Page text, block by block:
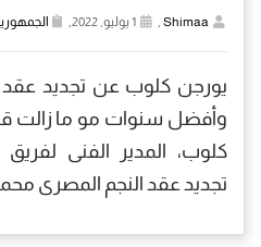
Shimaa
,
يورجن كلوب عن تجديد عقد
وأفضل سنوات مو ما زالت
كلوب، المدير الفنى لفريق
تجديد عقد النجم المصرى